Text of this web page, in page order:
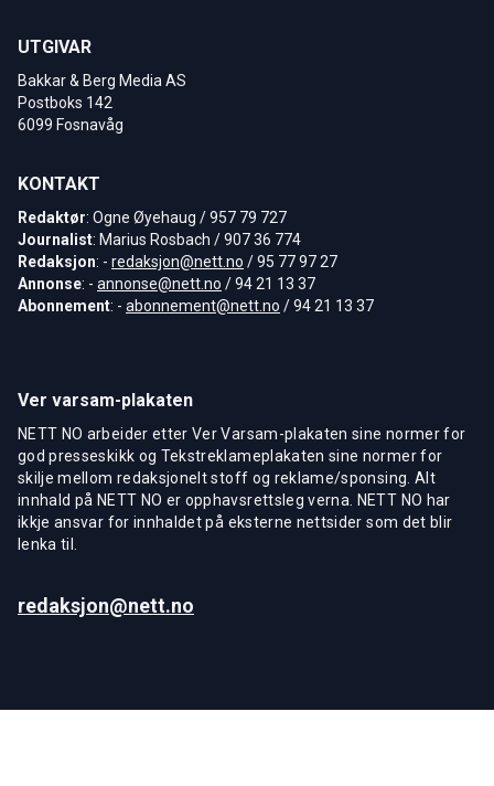
UTGIVAR
Bakkar & Berg Media AS
Postboks 142
6099 Fosnavåg
KONTAKT
Redaktør: Ogne Øyehaug / 957 79 727
Journalist: Marius Rosbach / 907 36 774
Redaksjon: - redaksjon@nett.no / 95 77 97 27
Annonse: - annonse@nett.no / 94 21 13 37
Abonnement: - abonnement@nett.no / 94 21 13 37
Ver varsam-plakaten
NETT NO arbeider etter Ver Varsam-plakaten sine normer for
god presseskikk og Tekstreklameplakaten sine normer for
skilje mellom redaksjonelt stoff og reklame/sponsing. Alt
innhald på NETT NO er opphavsrettsleg verna. NETT NO har
ikkje ansvar for innhaldet på eksterne nettsider som det blir
lenka til.
redaksjon@nett.no